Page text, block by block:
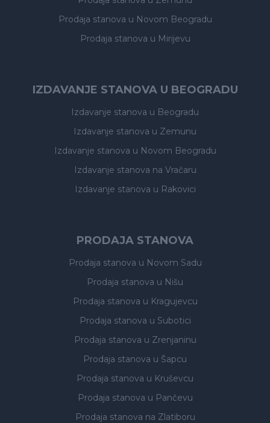
Prodaja stanova u Novom Beogradu
Prodaja stanova u Mirijevu
IZDAVANJE STANOVA U BEOGRADU
Izdavanje stanova u Beogradu
Izdavanje stanova u Zemunu
Izdavanje stanova u Novom Beogradu
Izdavanje stanova na Vračaru
Izdavanje stanova u Rakovici
PRODAJA STANOVA
Prodaja stanova u Novom Sadu
Prodaja stanova u Nišu
Prodaja stanova u Kragujevcu
Prodaja stanova u Subotici
Prodaja stanova u Zrenjaninu
Prodaja stanova u Šapcu
Prodaja stanova u Kruševcu
Prodaja stanova u Pančevu
Prodaja stanova na Zlatiboru